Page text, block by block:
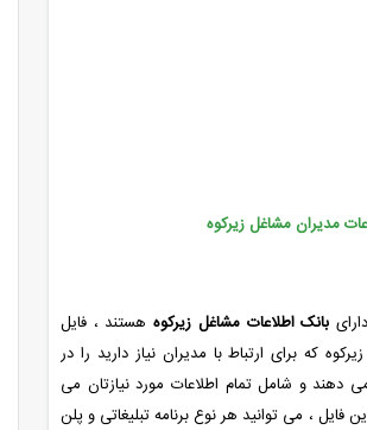
مدیران مشاغل زیرکوه
بانک اطلاعات مشاغل زیرکوه هستند ، فایل
که برای ارتباط با مدیران نیاز دارید را در
می دهند و شامل تمام اطلاعات مورد نیازتان می
فایل ، می توانید هر نوع برنامه تبلیغاتی و پلن